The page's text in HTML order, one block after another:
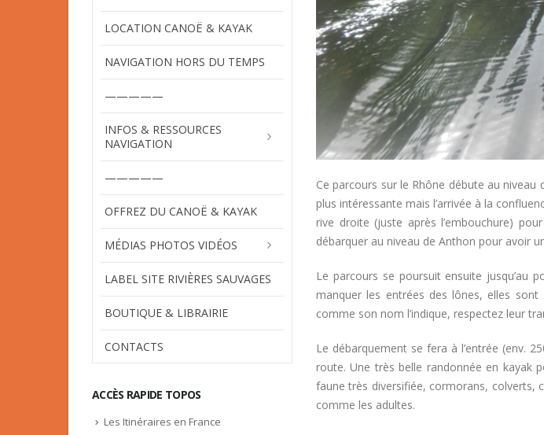
Ce parcours sur le Rhône débute au
plus intéressante mais l’arrivée à la
rive droite (juste après l’embouchure)
débarquer au niveau de Anthon pour avoir
Le parcours se poursuit ensuite jusqu’au
manquer les entrées des lônes, elles
comme son nom l’indique, respectez leur
Le débarquement se fera à l’entrée (env.
route. Une très belle randonnée en kayak
faune très diversifiée, cormorans, colverts,
comme les adultes.
LOCATION CANOË & KAYAK
NAVIGATION HORS DU TEMPS
—————
INFOS & RESSOURCES
NAVIGATION
—————
OFFREZ DU CANOË & KAYAK
MÉDIAS PHOTOS VIDÉOS
LABEL SITE RIVIÈRES SAUVAGES
BOUTIQUE & LIBRAIRIE
CONTACTS
ACCÈS RAPIDE TOPOS
Les Itinéraires en France